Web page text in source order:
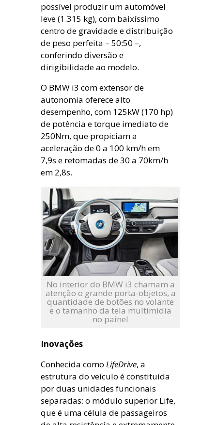
possível produzir um automóvel
leve (1.315 kg), com baixíssimo
centro de gravidade e distribuição
de peso perfeita – 50:50 –,
conferindo diversão e
dirigibilidade ao modelo.
O BMW i3 com extensor de
autonomia oferece alto
desempenho, com 125kW (170 hp)
de potência e torque imediato de
250Nm, que propiciam a
aceleração de 0 a 100 km/h em
7,9s e retomadas de 30 a 70km/h
em 2,8s.
No interior do BMW i3 chamam a
atenção o grande porta-objetos, a
quantidade de botões no volante
e o tamanho da tela multimídia
no painel
Inovações
Conhecida como LifeDrive, a
estrutura do veículo é constituída
por duas unidades funcionais
separadas: o módulo superior Life,
que é uma célula de passageiros